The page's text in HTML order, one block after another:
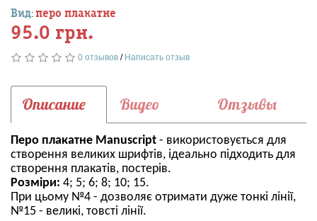
Вид: перо плакатне
95.0 грн.
0 отзывов / Написать отзыв
Описание Видео Отзывы
Перо плакатне Manuscript - використовується для
створення великих шрифтів, ідеально підходить для
створення плакатів, постерів.
Розміри: 4; 5; 6; 8; 10; 15.
При цьому №4 - дозволяє отримати дуже тонкі лінії,
№15 - великі, товсті лінії.